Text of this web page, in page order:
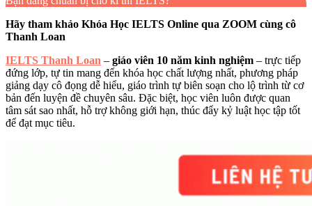
Hãy tham khảo Khóa Học IELTS Online qua ZOOM cùng cô
Thanh Loan
IELTS Thanh Loan – giáo viên 10 năm kinh nghiệm – trực tiếp
đứng lớp, tự tin mang đến khóa học chất lượng nhất, phương pháp
giảng dạy cô đọng dễ hiểu, giáo trình tự biên soạn cho lộ trình từ cơ
bản đến luyện đề chuyên sâu. Đặc biệt, học viên luôn được quan
tâm sát sao nhất, hỗ trợ không giới hạn, thúc đẩy kỷ luật học tập tốt
để đạt mục tiêu.